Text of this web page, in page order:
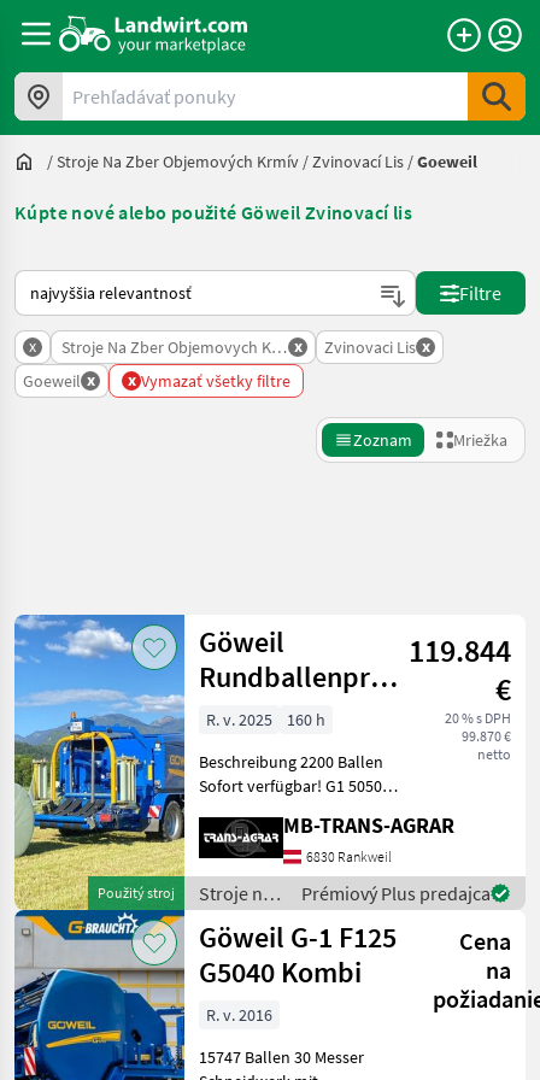
Prehľadávať ponuky
/Stroje Na Zber Objemových Krmív /Zvinovací Lis /Goeweil
Kúpte nové alebo použité Göweil Zvinovací lis
Takto sa vykonáva triedenie na Landwirt.com
Filtre
x Stroje Na Zber Objemovych Krmiv
x Zvinovaci Lis x
Goeweil x x Vymazať všetky filtre
Zoznam Mriežka
Kategória 4 Krajina
AKTUÁLNA
CESTA
poľnohospodárska
technika
Stroje Na Zber
Objemovych
Krmiv
Zvinovaci
Lis
VYBRAŤ
KATEGÓRIU
Göweil
Resetovať
Zobraziť 8
výsledkov
Použitý stroj
Göweil
Rundballenpresse
Kombi G1
Neuwertig
119.844
€
20 % s DPH
99.870 €
netto
R. v. 2025
160 h
Beschreibung 2200 Ballen
Sofort verfügbar! G1 5050
Doppelwickelarm
Ballenablage nach hinten
Hydraulisch fahrbarer
Wickeltisch 4 Stück
Ballentra
MB-TRANS-AGRAR
6830 Rankweil
Stroje na
zber
objemových
krmív /
Göweil
Prémiový Plus predajca
Göweil G-1 F125
G5040 Kombi
Cena
na
R. v. 2016
15747 Ballen 30 Messer